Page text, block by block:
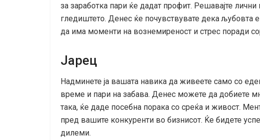
за заработка пари ќе дадат профит. Решавајте
гледиштето. Денес ќе почувствувате дека љубовта
да има моменти на вознемиреност и стрес поради
Јарец
Надминете ја вашата навика да живеете само со
време и пари на забава. Денес можете да добиете
така, ќе даде посебна порака со среќа и живост.
пред вашите конкуренти во бизнисот. Ќе бидете
дилеми.